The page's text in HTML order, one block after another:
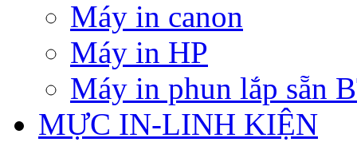
Máy in canon
Máy in HP
Máy in phun lắp sẵn
MỰC IN-LINH KIỆN